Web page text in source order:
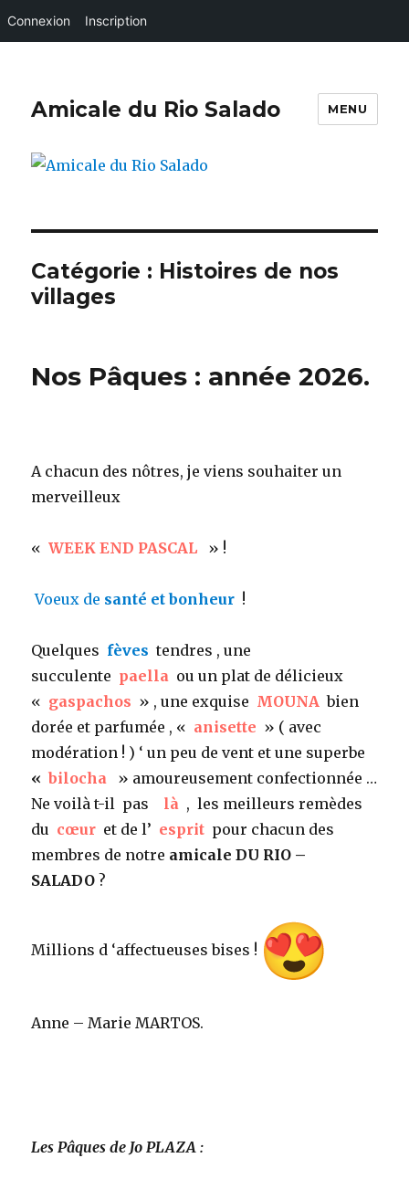
Connexion Inscription
Amicale du Rio Salado MENU
Catégorie : Histoires de nos
villages
Nos Pâques : année 2026.
A chacun des nôtres, je viens souhaiter un
merveilleux
« WEEK END PASCAL » !
Voeux de santé et bonheur !
Quelques fèves tendres , une
succulente paella ou un plat de délicieux
« gaspachos » , une exquise MOUNA bien
dorée et parfumée , « anisette » ( avec
modération ! ) ‘ un peu de vent et une superbe
« bilocha
» amoureusement confectionnée …
Ne voilà t-il pas
là , les meilleurs remèdes
du cœur et de l’ esprit pour chacun des
membres de notre amicale DU RIO –
SALADO ?
Millions d ‘affectueuses bises !
Anne – Marie MARTOS.
Les Pâques de Jo PLAZA :